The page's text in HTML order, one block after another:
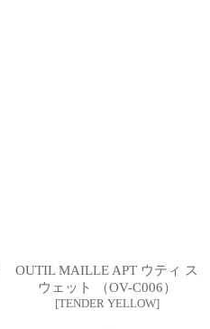
OUTIL MAILLE APT ウティ ス
ウェット （OV-C006）
[TENDER YELLOW]